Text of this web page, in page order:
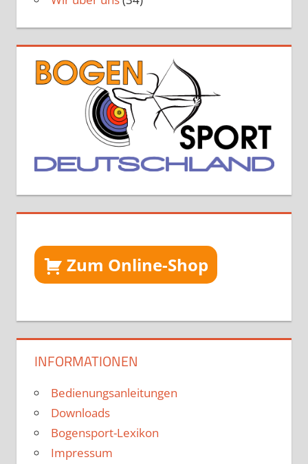
Zum Online-Shop
INFORMATIONEN
Bedienungsanleitungen
Downloads
Bogensport-Lexikon
Impressum